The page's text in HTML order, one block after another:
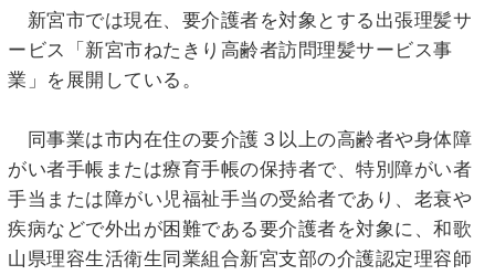
新宮市では現在、要介護者を対象とする出張理髪サ
ービス「新宮市ねたきり高齢者訪問理髪サービス事
業」を展開している。
同事業は市内在住の要介護３以上の高齢者や身体障
がい者手帳または療育手帳の保持者で、特別障がい者
手当または障がい児福祉手当の受給者であり、老衰や
疾病などで外出が困難である要介護者を対象に、和歌
山県理容生活衛生同業組合新宮支部の介護認定理容師